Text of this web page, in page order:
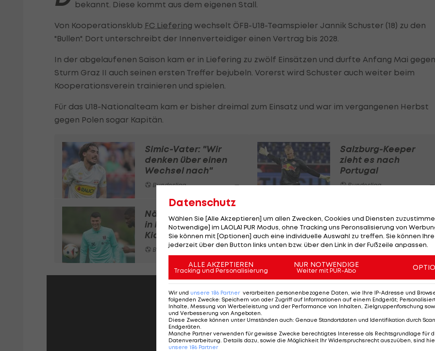
bekannt. Diese kommt aus dem eigenen Stall.
Von Kooperationsklub FC Liefering wechselt ÖFB-U18-Teamspieler Jannik Schuster (18) zu den
"Bullen". Dort unterschreibt der Innenverteidiger einen Vertrag bis 2028.
In der abgelaufenen Saison kam er in Liefering zu zwölf Einsätzen und durfte Anfang Mai gegen
Sturm Graz II auch seinen ersten Treffer bejubeln. Vorerst wird Schuster auch weiter beim
Kooperationsverein trainieren und spielen.
Für das U18-Nationalteam kam er bisher dreimal zum Einsatz und war im vergangenen Herbst
gegen Polen sogar Kapitän.
Simic-Vater: "Wir
denken über einen
Wechsel nach"
Bundesliga
Salzburg-Keeper
zieht es nach
Portugal
Bundesliga
Nächster Klub steigt
in Poker um ÖFB-
Kicker Daniliuc ein
Bundesliga
Datenschutz
Wählen Sie [Alle Akzeptieren] um allen Zwecken, Cookies und Diensten
Notwendige] im LAOLA1 PUR Modus, ohne Tracking uns Peronsalisierung von
Sie können mit [Optionen] auch eine individuelle Auswahl zu treffen. Sie können
jederzeit über den Button links unten bzw. über den Link in der Fußzeile anpassen.
ALLE AKZEPTIEREN
Tracking und Personalisierung
NUR NOTWENDIGE
Weiter mit PUR-Abo
Wir und unsere 186 Partner verarbeiten personenbezogene Daten, wie Ihre IP-Adresse und
folgenden Zwecke: Speichern von oder Zugriff auf Informationen auf einem Endgerät;
Inhalte, Messung von Werbeleistung und der Performance von Inhalten, Zielgruppenforschung
und Verbesserung von Angeboten.
Diese Zwecke können unter Umständen auch: Genaue Standortdaten und Identifikation durch
Endgeräten.
Manche Partner verwenden für gewisse Zwecke berechtigtes Interesse als Rechtsgrundlage für
Datenverarbeitung. Details dazu, sowie die Möglichkeit Ihr Widerspruchsrecht auszuüben, sind
unsere 186 Partner